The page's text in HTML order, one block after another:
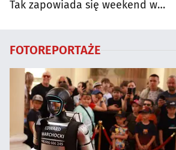
Tak zapowiada się weekend w
FOTOREPORTAŻE